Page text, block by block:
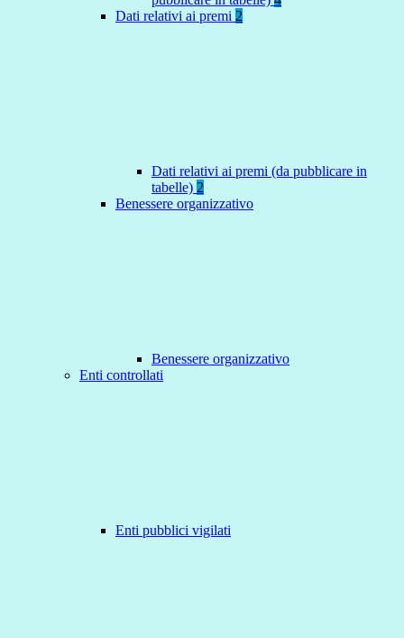
Dati relativi ai premi 2
Dati relativi ai premi (da pubblicare in
tabelle) 2
Benessere organizzativo
Benessere organizzativo
Enti controllati
Enti pubblici vigilati